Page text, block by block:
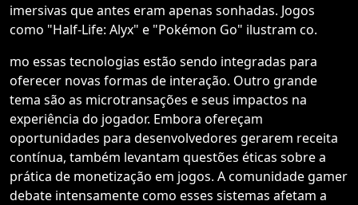
imersivas que antes eram apenas sonhadas. Jogos
como "Half-Life: Alyx" e "Pokémon Go" ilustram co.
mo essas tecnologias estão sendo integradas para
oferecer novas formas de interação. Outro grande
tema são as microtransações e seus impactos na
experiência do jogador. Embora ofereçam
oportunidades para desenvolvedores gerarem receita
contínua, também levantam questões éticas sobre a
prática de monetização em jogos. A comunidade gamer
debate intensamente como esses sistemas afetam a